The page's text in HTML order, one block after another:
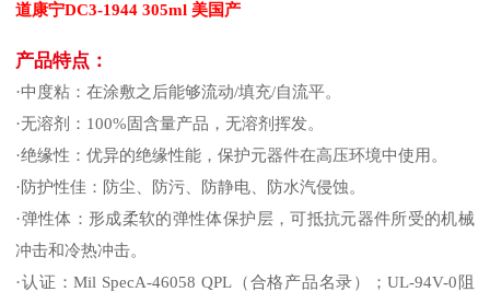
道康宁DC3-1944 305ml 美国产
产品特点：
·中度粘：在涂敷之后能够流动/填充/自流平。
·无溶剂：100%固含量产品，无溶剂挥发。
·绝缘性：优异的绝缘性能，保护元器件在高压环境中使用。
·防护性佳：防尘、防污、防静电、防水汽侵蚀。
·弹性体：形成柔软的弹性体保护层，可抵抗元器件所受的机械
冲击和冷热冲击。
·认证：Mil SpecA-46058 QPL（合格产品名录）；UL-94V-0阻